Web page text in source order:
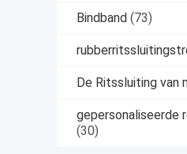
Bindband (73)
De Ritssluiting van
gepersonaliseerde
(30)